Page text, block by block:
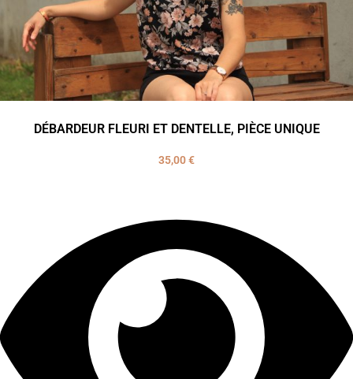
DÉBARDEUR FLEURI ET DENTELLE, PIÈCE UNIQUE
35,00€